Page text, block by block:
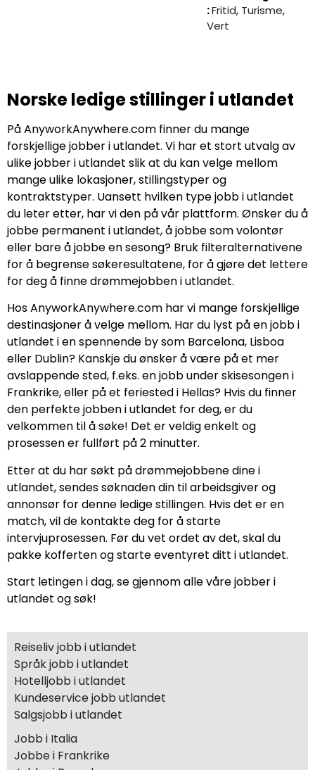
:Fritid, Turisme,
Vert
Norske ledige stillinger i utlandet
På AnyworkAnywhere.com finner du mange
forskjellige jobber i utlandet. Vi har et stort utvalg av
ulike jobber i utlandet slik at du kan velge mellom
mange ulike lokasjoner, stillingstyper og
kontraktstyper. Uansett hvilken type jobb i utlandet
du leter etter, har vi den på vår plattform. Ønsker du å
jobbe permanent i utlandet, å jobbe som volontør
eller bare å jobbe en sesong? Bruk filteralternativene
for å begrense søkeresultatene, for å gjøre det lettere
for deg å finne drømmejobben i utlandet.
Hos AnyworkAnywhere.com har vi mange forskjellige
destinasjoner å velge mellom. Har du lyst på en jobb i
utlandet i en spennende by som Barcelona, ​​Lisboa
eller Dublin? Kanskje du ønsker å være på et mer
avslappende sted, f.eks. en jobb under skisesongen i
Frankrike, eller på et feriested i Hellas? Hvis du finner
den perfekte jobben i utlandet for deg, er du
velkommen til å søke! Det er veldig enkelt og
prosessen er fullført på 2 minutter.
Etter at du har søkt på drømmejobbene dine i
utlandet, sendes søknaden din til arbeidsgiver og
annonsør for denne ledige stillingen. Hvis det er en
match, vil de kontakte deg for å starte
intervjuprosessen. Før du vet ordet av det, skal du
pakke kofferten og starte eventyret ditt i utlandet.
Start letingen i dag, se gjennom alle våre jobber i
utlandet og søk!
Reiseliv jobb i utlandet
Språk jobb i utlandet
Hotelljobb i utlandet
Kundeservice jobb utlandet
Salgsjobb i utlandet
Jobb i Italia
Jobbe i Frankrike